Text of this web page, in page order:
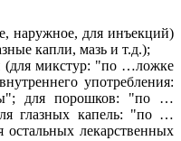
наружное, для инъекций)
капли, мазь и т.д.);
микстур: "по …ложке
употребления:
для порошков: "по …
глазных капель: "по …
лекарственных